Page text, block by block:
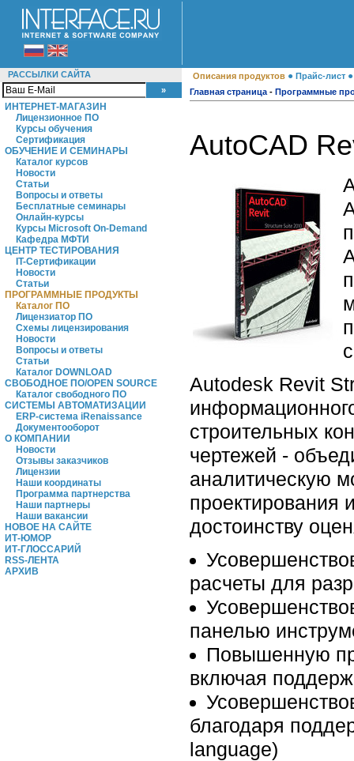
РАССЫЛКИ САЙТА
ИНТЕРНЕТ-МАГАЗИН
Лицензионное ПО
Курсы обучения
Сертификация
ОБУЧЕНИЕ И СЕМИНАРЫ
Каталог курсов
Новости
Статьи
Вопросы и ответы
Бесплатные семинары
Онлайн-курсы
Курсы Microsoft On-Demand
Кафедра МФТИ
ЦЕНТР ТЕСТИРОВАНИЯ
IT-Сертификации
Новости
Статьи
ПРОГРАММНЫЕ ПРОДУКТЫ
Каталог ПО
Лицензиатор ПО
Схемы лицензирования
Новости
Вопросы и ответы
Статьи
Каталог DOWNLOAD
СВОБОДНОЕ ПО/OPEN SOURCE
Каталог свободного ПО
СИСТЕМЫ АВТОМАТИЗАЦИИ
ERP-система iRenaissance
Документооборот
О КОМПАНИИ
Новости
Отзывы заказчиков
Лицензии
Наши координаты
Программа партнерства
Наши партнеры
Наши вакансии
НОВОЕ НА САЙТЕ
ИТ-ЮМОР
ИТ-ГЛОССАРИЙ
RSS-ЛЕНТА
АРХИВ
Описания продуктов ● Прайс-лист
Главная страница - Программные
AutoCAD
Autodesk Revit
строительных
чертежей ‑
аналитическую
проектирования
достоинству
расчеты для
панелью
Повышенную
включая
благодаря
language)